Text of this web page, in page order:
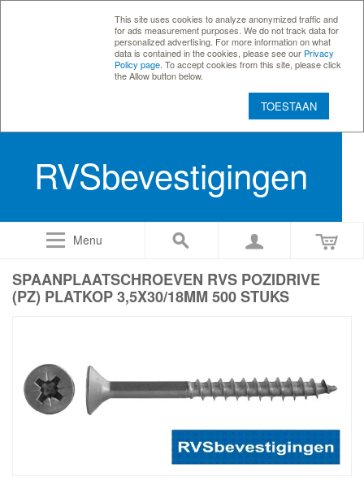
This site uses cookies to analyze anonymized traffic and
for ads measurement purposes. We do not track data for
personalized advertising. For more information on what
data is contained in the cookies, please see our Privacy
Policy page . To accept cookies from this site, please click
the Allow button below.
TOESTAAN
RVSbevestigingen
Menu
SPAANPLAATSCHROEVEN RVS POZIDRIVE
(PZ) PLATKOP 3,5X30/18MM 500 STUKS